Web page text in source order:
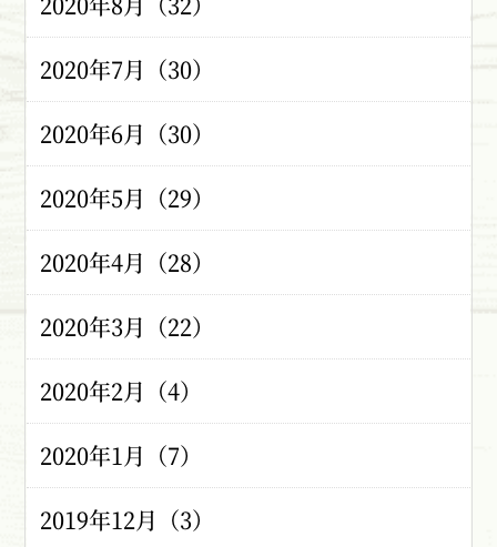
2020年7月（30）
2020年6月（30）
2020年5月（29）
2020年4月（28）
2020年3月（22）
2020年2月（4）
2020年1月（7）
2019年12月（3）